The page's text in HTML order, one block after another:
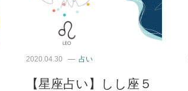
2020.04.30 占い
【星座占い】しし座５